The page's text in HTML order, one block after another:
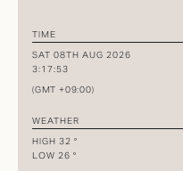
TIME
SAT 08TH AUG 2026
3:17:53
(GMT +09:00)
WEATHER
HIGH 32 °
LOW 26 °